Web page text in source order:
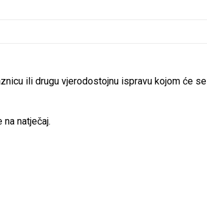
ili drugu vjerodostojnu ispravu kojom će se
natječaj.